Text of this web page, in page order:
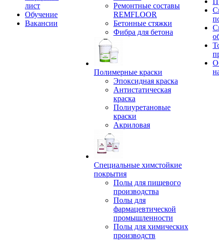
лист
Обучение
Вакансии
Ремонтные составы
REMFLOOR
Бетонные стяжки
Фибра для бетона
Полимерные краски
Эпоксидная краска
Антистатическая
краска
Полиуретановые
краски
Акриловая
Специальные химстойкие
покрытия
Полы для пищевого
производства
Полы для
фармацевтической
промышленности
Полы для химических
производств